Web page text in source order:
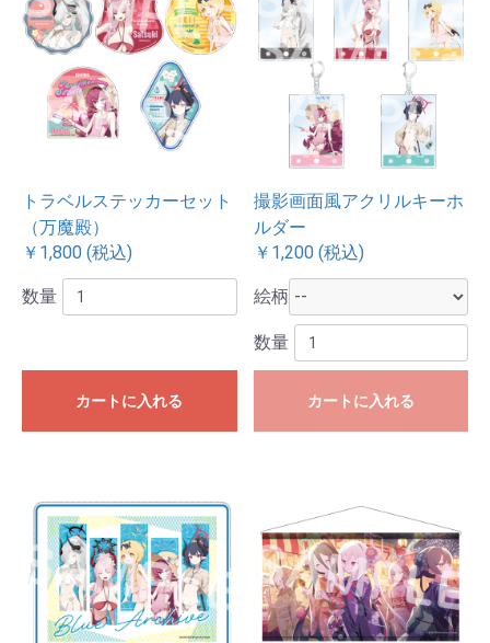
トラベルステッカーセット
（万魔殿）
￥1,800 (税込)
数量
カートに入れる
撮影画面風アクリルキーホ
ルダー
￥1,200 (税込)
絵柄
数量
カートに入れる